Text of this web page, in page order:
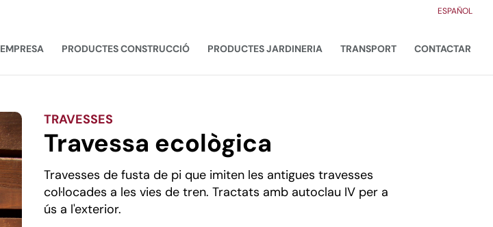
ESPAÑOL
EMPRESA PRODUCTES CONSTRUCCIÓ PRODUCTES JARDINERIA TRANSPORT CONTACTAR
TRAVESSES
Travessa ecològica
Travesses de fusta de pi que imiten les antigues travesses
col·locades a les vies de tren. Tractats amb autoclau IV per a
ús a l'exterior.